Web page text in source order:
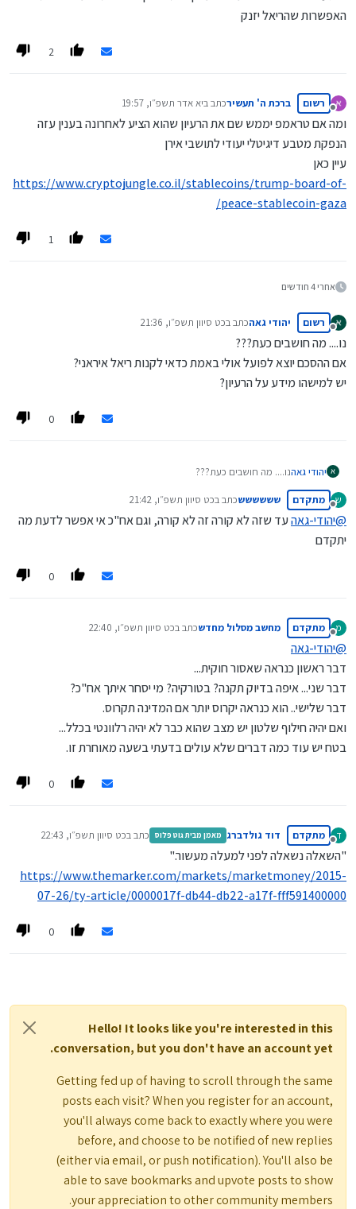
האפשרות שהריאל יזנק
2
מנותק
רשום ברכת ה' תעשירכתב ביא אדר תשפ״ו, 19:57
נערך לאחרונה על ידי
ומה אם טראמפ יממש שם את הרעיון שהוא הציע לאחרונה בענין עזה
הנפקת מטבע דיגיטלי יעודי לתושבי אירן
עיין כאן
https://www.cryptojungle.co.il/stablecoins/trump-board-of-
peace-stablecoin-gaza/
1
אחרי 4 חודשים
מנותק
רשום יהודי גאהכתב בכט סיוון תשפ״ו, 21:36
נערך לאחרונה על ידי
נו.... מה חושבים כעת???
אם ההסכם יוצא לפועל אולי באמת כדאי לקנות ריאל איראני?
יש למישהו מידע על הרעיון?
0
יהודי גאהנו.... מה חושבים כעת???
אם ההסכם יוצא לפועל אולי באמת כדאי לקנות ריאל איראני?
יש למישהו מידע על הרעיון?
ש
מנותק
מתקדם ששששששכתב בכט סיוון תשפ״ו, 21:42
נערך לאחרונה על ידי
@יהודי-גאהעד שזה לא קורה זה לא קורה, וגם אח"כ אי אפשר לדעת מה
יתקדם
0
מ
מנותק
מתקדם מחשב מסלול מחדשכתב בכט סיוון תשפ״ו, 22:40
נערך לאחרונה על ידי
@יהודי-גאה
דבר ראשון כנראה שאסור חוקית...
דבר שני... איפה בדיוק תקנה? בטורקיה? מי יסחר איתך אח"כ?
דבר שלישי.. הוא כנראה יקרוס יותר אם המדינה תקרוס.
ואם יהיה חילוף שלטון יש מצב שהוא כבר לא יהיה רלוונטי בכלל...
בטח יש עוד כמה דברים שלא עולים בדעתי בשעה מאוחרת זו.
0
ד
מנותק
מתקדם דוד גולדברג מאמן מבית גוט פלוס כתב בכט סיוון תשפ״ו, 22:43
נערך לאחרונה על ידי
"השאלה נשאלה לפני למעלה מעשור."
https://www.themarker.com/markets/marketmoney/2015-
07-26/ty-article/0000017f-db44-db22-a17f-fff591400000
0
Hello! It looks like you're interested in this
conversation, but you don't have an account yet.
Getting fed up of having to scroll through the same
posts each visit? When you register for an account,
you'll always come back to exactly where you were
before, and choose to be notified of new replies
(either via email, or push notification). You'll also be
able to save bookmarks and upvote posts to show
your appreciation to other community members.